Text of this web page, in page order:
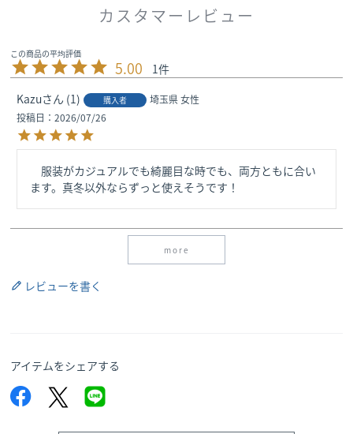
カスタマーレビュー
5.00
1
Kazu
1 購入者 埼玉県 女性
投稿日
2026/07/26
服装がカジュアルでも綺麗目な時でも、両方ともに合い
ます。真冬以外ならずっと使えそうです！
more
レビューを書く
アイテムをシェアする